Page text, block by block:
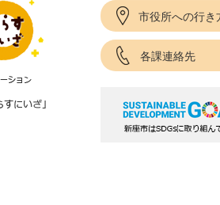
市役所への行き
各課連絡先